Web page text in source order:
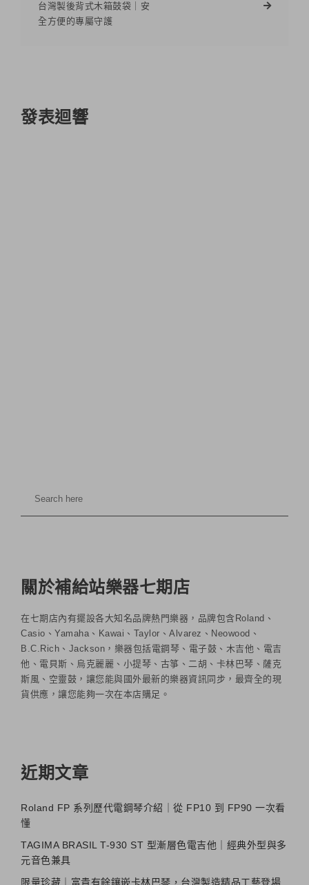
台灣製後背式木箱鼓袋｜安
全方便的專屬守護
發表迴響
關於補給站樂器七期店
在七期店內有擺設各大知名品牌熱門樂器，品牌包含Roland、
Casio、Yamaha、Kawai、Taylor、Alvarez、Neowood、
B.C.Rich、Jackson，樂器包括電鋼琴、電子鼓、木吉他、電吉
他、電貝斯、烏克麗麗、小提琴、古箏、二胡、卡林巴琴、薩克
斯風、空靈鼓，讓您能與國外最新的樂器資訊同步，最齊全的現
貨供應，讓您能夠一次在本店購足。
近期文章
Roland FP 系列歷代電鋼琴介紹｜從 FP10 到 FP90 一次看
懂
TAGIMA BRASIL T-930 ST 型漸層色電吉他｜經典外型與多
元音色兼具
限量珍藏｜富貴有餘鑲嵌卡林巴琴，台灣製造精品工藝登場